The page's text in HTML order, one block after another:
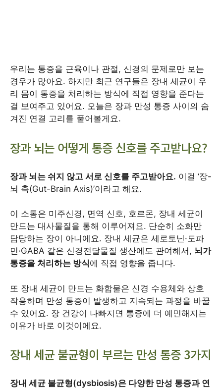
우리는 통증을 근육이나 관절, 신경의 문제로만 보는
경우가 많아요. 하지만 최근 연구들은 장내 세균이 우
리 몸이 통증을 처리하는 방식에 직접 영향을 준다는
걸 보여주고 있어요. 오늘은 장과 만성 통증 사이의 숨
겨진 연결 고리를 풀어볼게요.
장과 뇌는 어떻게 통증 신호를 주고받나요?
장과 뇌는 쉬지 않고 서로 신호를 주고받아요. 이걸 ‘장-
뇌 축(Gut-Brain Axis)’이라고 해요.
이 소통은 미주신경, 면역 신호, 호르몬, 장내 세균이
만드는 대사물질을 통해 이루어져요. 단순히 소화만
담당하는 장이 아니에요. 장내 세균은 세로토닌·도파
민·GABA 같은 신경전달물질 생산에도 관여해서, 뇌가
통증을 처리하는 방식에 직접 영향을 줍니다.
또 장내 세균이 만드는 화합물은 신경 수용체와 상호
작용하며 만성 통증이 발생하고 지속되는 과정을 바꿀
수 있어요. 장 건강이 나빠지면 통증에 더 예민해지는
이유가 바로 이것이에요.
장내 세균 불균형이 부르는 만성 통증 3가지
장내 세균 불균형(dysbiosis)은 다양한 만성 통증과 연